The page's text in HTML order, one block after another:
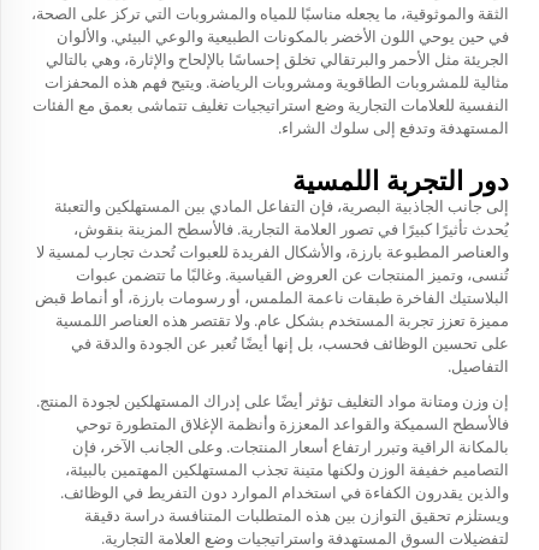
الثقة والموثوقية، ما يجعله مناسبًا للمياه والمشروبات التي تركز على الصحة،
في حين يوحي اللون الأخضر بالمكونات الطبيعية والوعي البيئي. والألوان
الجريئة مثل الأحمر والبرتقالي تخلق إحساسًا بالإلحاح والإثارة، وهي بالتالي
مثالية للمشروبات الطاقوية ومشروبات الرياضة. ويتيح فهم هذه المحفزات
النفسية للعلامات التجارية وضع استراتيجيات تغليف تتماشى بعمق مع الفئات
المستهدفة وتدفع إلى سلوك الشراء.
دور التجربة اللمسية
إلى جانب الجاذبية البصرية، فإن التفاعل المادي بين المستهلكين والتعبئة
يُحدث تأثيرًا كبيرًا في تصور العلامة التجارية. فالأسطح المزينة بنقوش،
والعناصر المطبوعة بارزة، والأشكال الفريدة للعبوات تُحدث تجارب لمسية لا
تُنسى، وتميز المنتجات عن العروض القياسية. وغالبًا ما تتضمن عبوات
البلاستيك الفاخرة طبقات ناعمة الملمس، أو رسومات بارزة، أو أنماط قبض
مميزة تعزز تجربة المستخدم بشكل عام. ولا تقتصر هذه العناصر اللمسية
على تحسين الوظائف فحسب، بل إنها أيضًا تُعبر عن الجودة والدقة في
التفاصيل.
إن وزن ومتانة مواد التغليف تؤثر أيضًا على إدراك المستهلكين لجودة المنتج.
فالأسطح السميكة والقواعد المعززة وأنظمة الإغلاق المتطورة توحي
بالمكانة الراقية وتبرر ارتفاع أسعار المنتجات. وعلى الجانب الآخر، فإن
التصاميم خفيفة الوزن ولكنها متينة تجذب المستهلكين المهتمين بالبيئة،
والذين يقدرون الكفاءة في استخدام الموارد دون التفريط في الوظائف.
ويستلزم تحقيق التوازن بين هذه المتطلبات المتنافسة دراسة دقيقة
لتفضيلات السوق المستهدفة واستراتيجيات وضع العلامة التجارية.